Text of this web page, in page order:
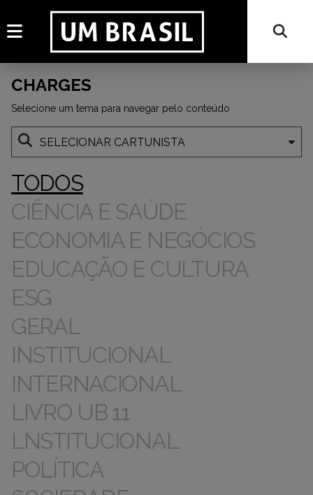
CHARGES
Selecione um tema para navegar pelo conteúdo
TODOS
CIÊNCIA E SAÚDE
ECONOMIA E NEGÓCIOS
EDUCAÇÃO E CULTURA
ESG
GERAL
INSTITUCIONAL
INTERNACIONAL
LIVRO UB 11
LNSTITUCIONAL
POLÍTICA